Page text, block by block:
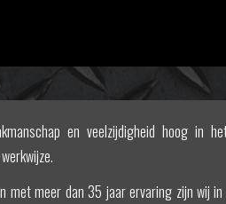
en veelzijdigheid hoog in
meer dan 35 jaar ervaring zijn wij